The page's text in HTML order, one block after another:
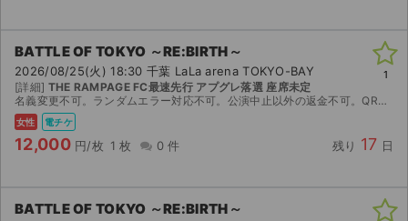
BATTLE OF TOKYO ～RE:BIRTH～
2026/08/25(火) 18:30 千葉 LaLa arena TOKYO-BAY
[詳細] THE RAMPAGE FC最速先行 アプグレ落選 座席未定
名義変更不可。ランダムエラー対応不可。公演中止以外の返金不可。QRコード送ります。
女性 電チケ
12,000 円/枚 1 枚 0 件 残り 17 日
1
BATTLE OF TOKYO ～RE:BIRTH～